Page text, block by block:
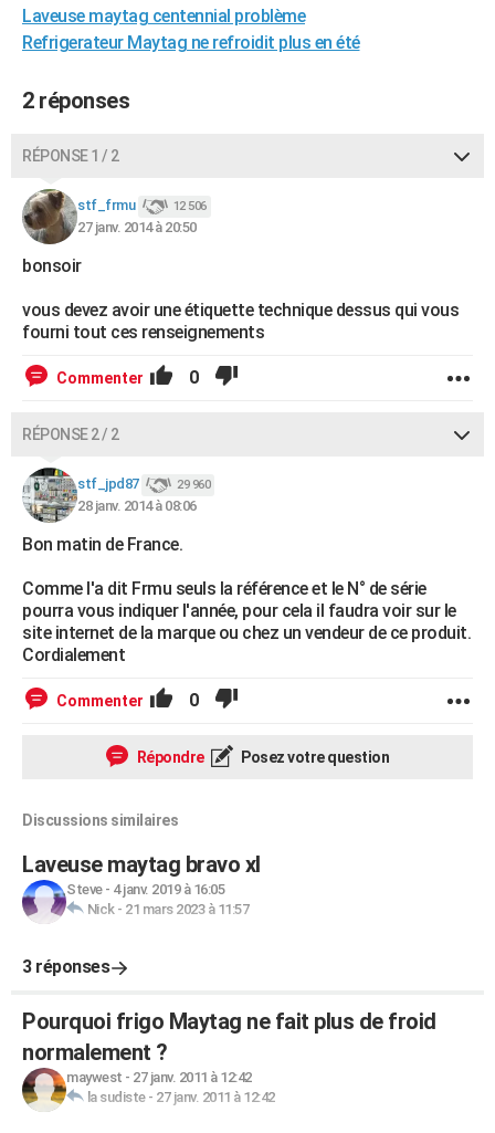
Destinations
City break
Voyage nature
Voyage de noces
Forum
Climat
+PHOTO
BONS PLANS
CARTE DE VOEUX
Carte de Noël
Carte Bonne année
Carte Saint-Valentin
Carte Pâques
Carte d'anniversaire
DICTIONNAIRE
Dictionnaire
Biographies
Citations
Expressions
Proverbes
S'inscrire
Se connecter
Lycées
Collèges
Primaires
Universités
Entreprises
Service militaire
Avis de recherche
AVIS DE DÉCÈS
FORUM
Bricolage
Lifestyle
Culture
Sport
Auto
Television
Voyage
Cinema
Laveuse maytag centennial problème
Refrigerateur Maytag ne refroidit plus en été
2 réponses
RÉPONSE 1 / 2
stf_frmu 12 506
27 janv. 2014 à 20:50
bonsoir
vous devez avoir une étiquette technique dessus qui vous
fourni tout ces renseignements
Commenter 0
RÉPONSE 2 / 2
stf_jpd87 29 960
28 janv. 2014 à 08:06
Bon matin de France.
Comme l'a dit Frmu seuls la référence et le N° de série
pourra vous indiquer l'année, pour cela il faudra voir sur le
site internet de la marque ou chez un vendeur de ce produit.
Cordialement
Commenter 0
Répondre Posez votre question
Discussions similaires
Laveuse maytag bravo xl
Steve- 4 janv. 2019 à 16:05
Nick- 21 mars 2023 à 11:57
3 réponses
Pourquoi frigo Maytag ne fait plus de froid
normalement ?
maywest - 27 janv. 2011 à 12:42
la sudiste- 27 janv. 2011 à 12:42